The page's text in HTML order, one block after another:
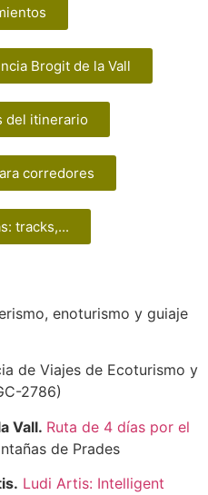
Brogit de la Vall
del itinerario
corredores
tracks,...
enoturismo y guiaje
de Viajes de Ecoturismo y
2786)
Vall. Ruta de 4 días por el
de Prades
Ludi Artis: Intelligent